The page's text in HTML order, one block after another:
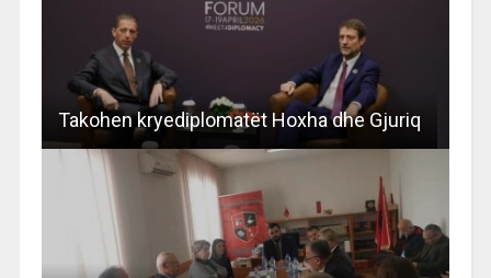
Takohen kryediplomatët Hoxha dhe Gjuriq